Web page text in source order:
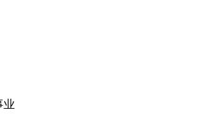
业